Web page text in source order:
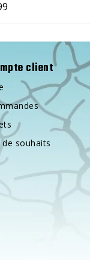
client
souhaits